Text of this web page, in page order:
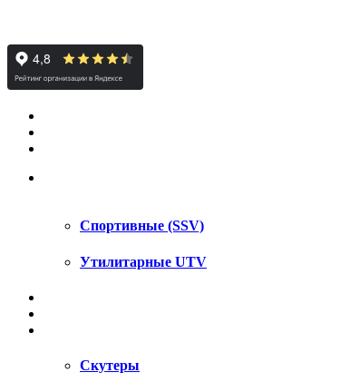
Спортивные (SSV)
Утилитарные UTV
Скутеры